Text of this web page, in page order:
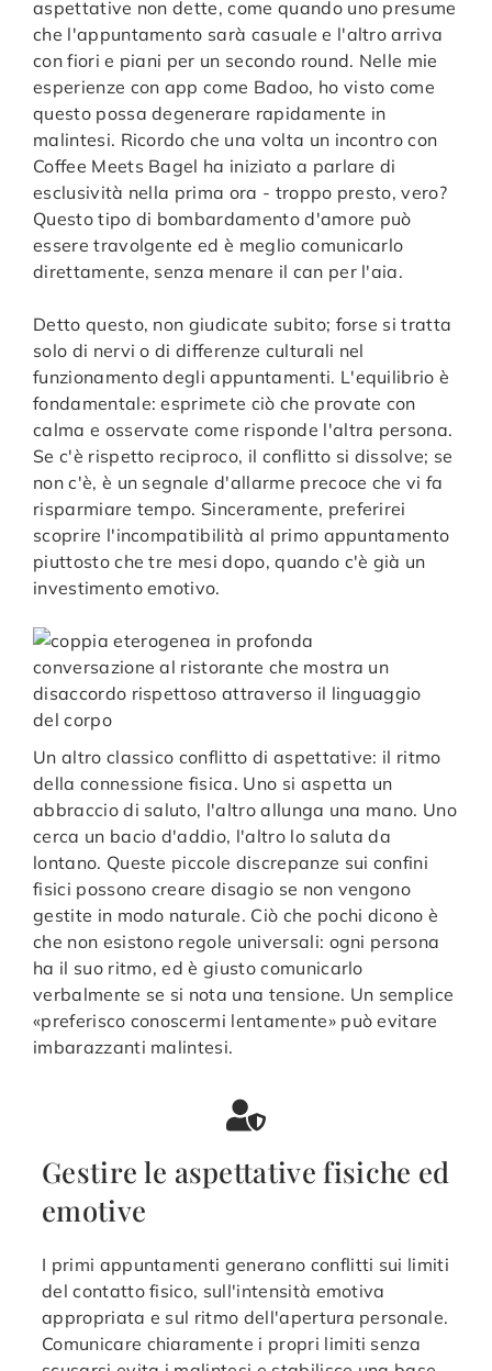
aspettative non dette, come quando uno presume
che l'appuntamento sarà casuale e l'altro arriva
con fiori e piani per un secondo round. Nelle mie
esperienze con app come Badoo, ho visto come
questo possa degenerare rapidamente in
malintesi. Ricordo che una volta un incontro con
Coffee Meets Bagel ha iniziato a parlare di
esclusività nella prima ora - troppo presto, vero?
Questo tipo di bombardamento d'amore può
essere travolgente ed è meglio comunicarlo
direttamente, senza menare il can per l'aia.
Detto questo, non giudicate subito; forse si tratta
solo di nervi o di differenze culturali nel
funzionamento degli appuntamenti. L'equilibrio è
fondamentale: esprimete ciò che provate con
calma e osservate come risponde l'altra persona.
Se c'è rispetto reciproco, il conflitto si dissolve; se
non c'è, è un segnale d'allarme precoce che vi fa
risparmiare tempo. Sinceramente, preferirei
scoprire l'incompatibilità al primo appuntamento
piuttosto che tre mesi dopo, quando c'è già un
investimento emotivo.
Un altro classico conflitto di aspettative: il ritmo
della connessione fisica. Uno si aspetta un
abbraccio di saluto, l'altro allunga una mano. Uno
cerca un bacio d'addio, l'altro lo saluta da
lontano. Queste piccole discrepanze sui confini
fisici possono creare disagio se non vengono
gestite in modo naturale. Ciò che pochi dicono è
che non esistono regole universali: ogni persona
ha il suo ritmo, ed è giusto comunicarlo
verbalmente se si nota una tensione. Un semplice
«preferisco conoscermi lentamente» può evitare
imbarazzanti malintesi.
Gestire le aspettative fisiche ed
emotive
I primi appuntamenti generano conflitti sui limiti
del contatto fisico, sull'intensità emotiva
appropriata e sul ritmo dell'apertura personale.
Comunicare chiaramente i propri limiti senza